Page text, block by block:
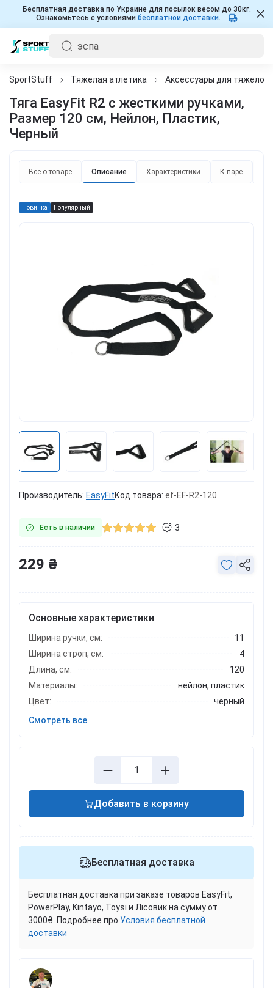
Бесплатная доставка по Украине для посылок весом до 30кг.
Ознакомьтесь с условиями бесплатной доставки.
SportStuff Тяжелая атлетика Аксессуары для тяжелой
Тяга EasyFit R2 с жесткими ручками,
Размер 120 см, Нейлон, Пластик,
Черный
Все о товаре Описание Характеристики К паре
Новинка Популярный
Производитель: EasyFitКод товара: ef-EF-R2-120
Есть в наличии 3
Основные характеристики
Ширина ручки, см:
11
Ширина строп, см:
4
Длина, см:
120
Материалы:
нейлон, пластик
Цвет:
черный
Смотреть все
229 ₴
Добавить в корзину
Бесплатная доставка
Бесплатная доставка при заказе товаров EasyFit,
PowerPlay, Kintayo, Toysi и Лісовик на сумму от
3000₴. Подробнее про Условия бесплатной
доставки